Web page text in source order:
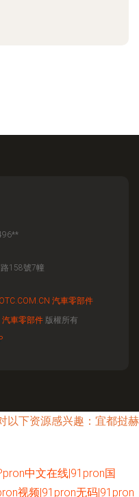
158號7幢
汽車零部件
汽車零部件 版權所有
以下资源感兴趣：宜都挝赫
中文在线|91pron国
视频|91pron无码|91pron